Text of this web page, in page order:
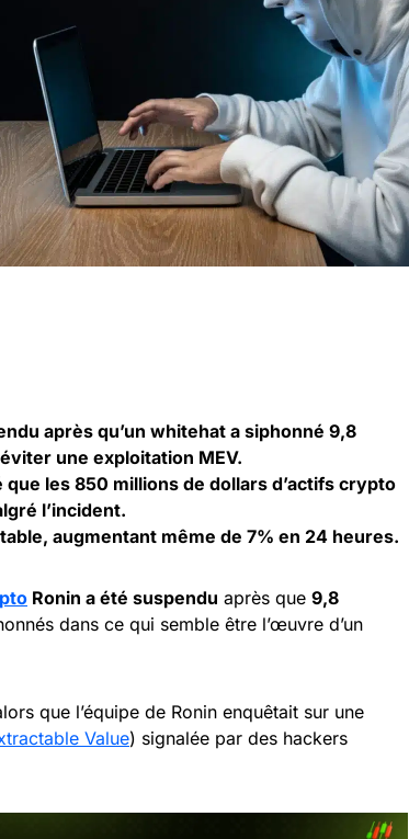
après qu’un whitehat a siphonné 9,8
une exploitation MEV.
les 850 millions de dollars d’actifs crypto
l’incident.
augmentant même de 7% en 24 heures.
Ronin a été suspendu après que 9,8
dans ce qui semble être l’œuvre d’un
que l’équipe de Ronin enquêtait sur une
Value) signalée par des hackers